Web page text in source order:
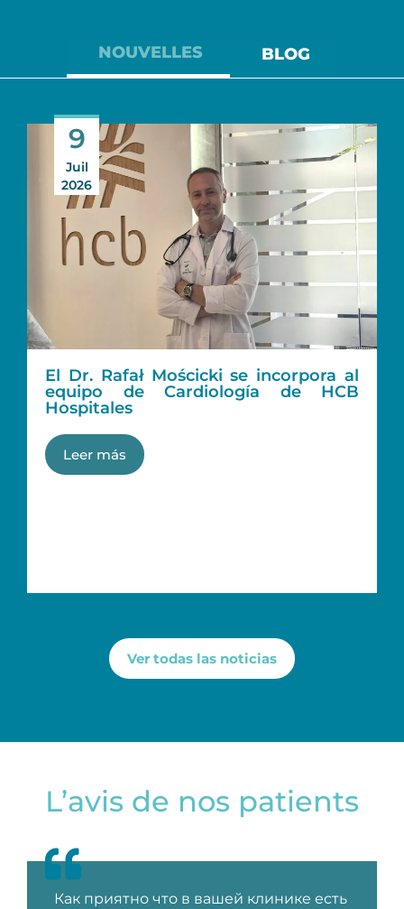
NOUVELLES BLOG
9
Juil
2026
El Dr. Rafał Mościcki se incorpora al
equipo de Cardiología de HCB
Hospitales
Leer más
Ver todas las noticias
L’avis de nos patients
Как приятно что в вашей клинике есть